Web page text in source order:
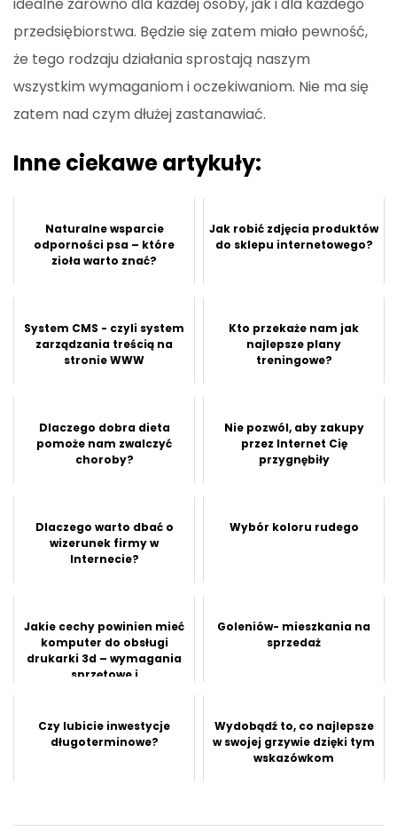
przedsiębiorstwa. Będzie się zatem miało pewność,
że tego rodzaju działania sprostają naszym
wszystkim wymaganiom i oczekiwaniom. Nie ma się
zatem nad czym dłużej zastanawiać.
Inne ciekawe artykuły:
Naturalne wsparcie
odporności psa – które
zioła warto znać?
Jak robić zdjęcia produktów
do sklepu internetowego?
System CMS - czyli system
zarządzania treścią na
stronie WWW
Kto przekaże nam jak
najlepsze plany
treningowe?
Dlaczego dobra dieta
pomoże nam zwalczyć
choroby?
Nie pozwól, aby zakupy
przez Internet Cię
przygnębiły
Dlaczego warto dbać o
wizerunek firmy w
Internecie?
Wybór koloru rudego
Jakie cechy powinien mieć
komputer do obsługi
drukarki 3d – wymagania
sprzętowe i
Goleniów- mieszkania na
sprzedaż
Czy lubicie inwestycje
długoterminowe?
Wydobądź to, co najlepsze
w swojej grzywie dzięki tym
wskazówkom